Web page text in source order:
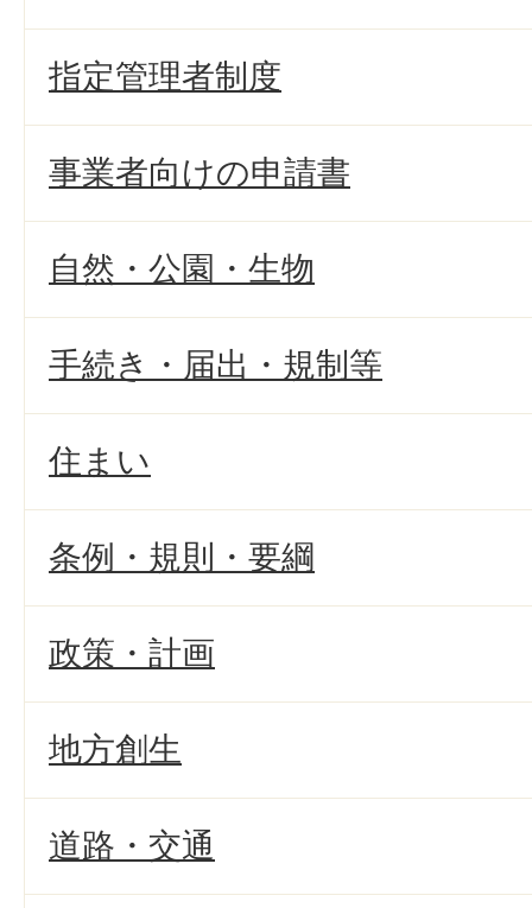
指定管理者制度
事業者向けの申請書
自然・公園・生物
手続き・届出・規制等
住まい
条例・規則・要綱
政策・計画
地方創生
道路・交通